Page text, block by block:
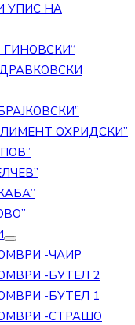
УПИС НА
ГИНОВСКИ“
ОХРИДСКИ”
-ЧАИР
-БУТЕЛ 2
-БУТЕЛ 1
-СТРАШО